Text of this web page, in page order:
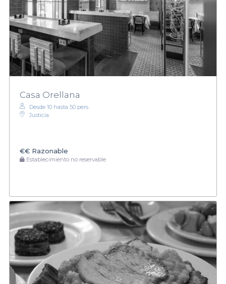
Casa Orellana
Desde 10 hasta 50 pers.
Justicia
€€ Razonable
Establecimiento no reservable